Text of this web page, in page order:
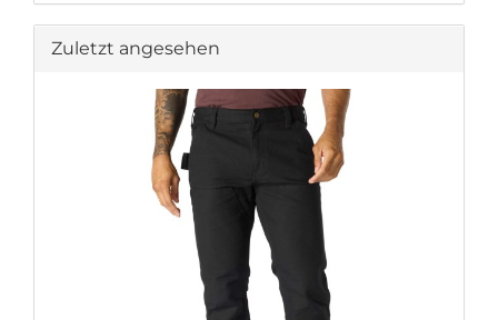
Zuletzt angesehen